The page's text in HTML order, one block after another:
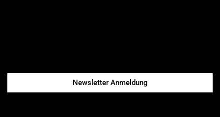
Newsletter Anmeldung